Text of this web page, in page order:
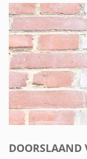
DOORSLAAND